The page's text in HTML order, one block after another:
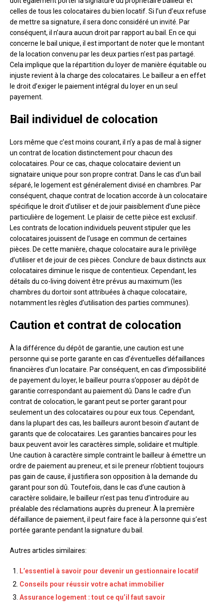
celles de tous les colocataires du bien locatif. Si l’un d’eux refuse
de mettre sa signature, il sera donc considéré un invité. Par
conséquent, il n’aura aucun droit par rapport au bail. En ce qui
concerne le bail unique, il est important de noter que le montant
de la location convenu par les deux parties n’est pas partagé.
Cela implique que la répartition du loyer de manière équitable ou
injuste revient à la charge des colocataires. Le bailleur a en effet
le droit d’exiger le paiement intégral du loyer en un seul
payement.
Bail individuel de colocation
Lors même que c’est moins courant, il n’y a pas de mal à signer
un contrat de location distinctement pour chacun des
colocataires. Pour ce cas, chaque colocataire devient un
signataire unique pour son propre contrat. Dans le cas d’un bail
séparé, le logement est généralement divisé en chambres. Par
conséquent, chaque contrat de location accorde à un colocataire
spécifique le droit d’utiliser et de jouir paisiblement d’une pièce
particulière de logement. Le plaisir de cette pièce est exclusif.
Les contrats de location individuels peuvent stipuler que les
colocataires jouissent de l’usage en commun de certaines
pièces. De cette manière, chaque colocataire aura le privilège
d’utiliser et de jouir de ces pièces. Conclure de baux distincts aux
colocataires diminue le risque de contentieux. Cependant, les
détails du co-living doivent être prévus au maximum (les
chambres du dortoir sont attribuées à chaque colocataire,
notamment les règles d’utilisation des parties communes).
Caution et contrat de colocation
À la différence du dépôt de garantie, une caution est une
personne qui se porte garante en cas d’éventuelles défaillances
financières d’un locataire. Par conséquent, en cas d’impossibilité
de payement du loyer, le bailleur pourra s’opposer au dépôt de
garantie correspondant au paiement dû. Dans le cadre d’un
contrat de colocation, le garant peut se porter garant pour
seulement un des colocataires ou pour eux tous. Cependant,
dans la plupart des cas, les bailleurs auront besoin d’autant de
garants que de colocataires. Les garanties bancaires pour les
baux peuvent avoir les caractères simple, solidaire et multiple.
Une caution à caractère simple contraint le bailleur à émettre un
ordre de paiement au preneur, et si le preneur n’obtient toujours
pas gain de cause, il justifiera son opposition à la demande du
garant pour son dû. Toutefois, dans le cas d’une caution à
caractère solidaire, le bailleur n’est pas tenu d’introduire au
préalable des réclamations auprès du preneur. À la première
défaillance de paiement, il peut faire face à la personne qui s’est
portée garante pendant la signature du bail.
Autres articles similaires:
L’essentiel à savoir pour devenir un gestionnaire locatif
Conseils pour réussir votre achat immobilier
Assurance logement : tout ce qu’il faut savoir